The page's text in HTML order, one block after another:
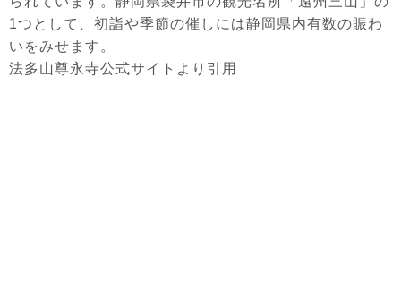
1つとして、初詣や季節の催しには静岡県内有数の賑わ
いをみせます。
法多山尊永寺公式サイト より引用